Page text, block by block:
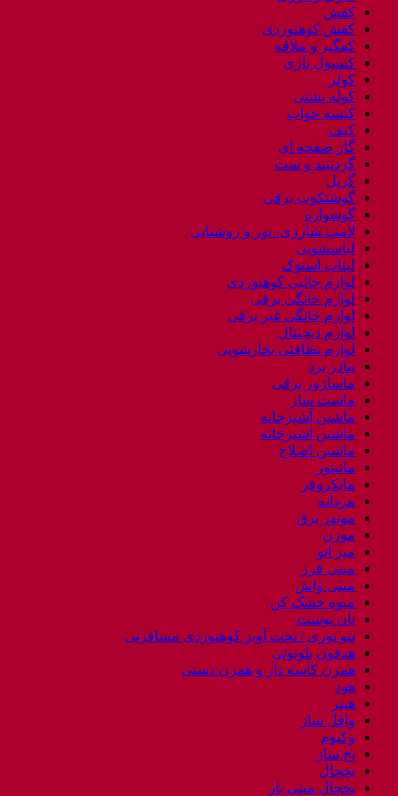
کفش
کفش کوهنوردی
کفگیر و ملاقه
کنسول بازی
کولر
کوله پشتی
کیسه خواب
کیف
گاز صفحه ای
گردنبند و ست
گریل
گوشتکوب برقی
گوشواره
لامپ شارژی، نور و روشنایی
لباسشویی
لپتاب استوک
لوازم جانبی کوهنوردی
لوازم خانگی برقی
لوازم خانگی غیر برقی
لوازم دیجیتال
لوازم نظافتی بخارشویی
مادر برد
ماساژور برقی
ماست ساز
ماشین آشپزخانه
ماشین اشپزخانه
ماشین اصلاح
مانیتور
مایکروفر
مردانه
موتور برق
موزن
میز اتو
مینی فرز
مینی واش
میوه خشک کن
نان توست
ننو توری / تخت آویز کوهنوردی مسافرتی
هدفون بلوتوثی
همزن کاسه دار و همزن دستی
هود
هیتر
وافل ساز
وکیوم
یخ ساز
یخچال
یخچال مینی بار